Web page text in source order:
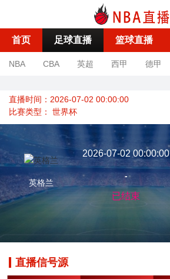
首页 足球直播 篮球直播
NBA CBA 英超 西甲 德甲
直播时间：2026-07-02 00:00:00
比赛类型： 世界杯
英格兰
2026-07-02 00:00:00
-
已结束
直播信号源